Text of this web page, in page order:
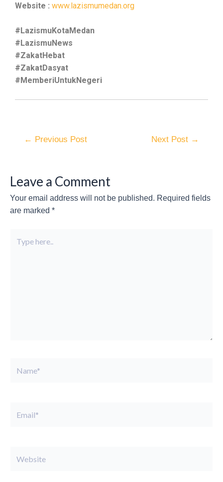
Website : www.lazismumedan.org
#LazismuKotaMedan
#LazismuNews
#ZakatHebat
#ZakatDasyat
#MemberiUntukNegeri
← Previous Post Next Post →
Leave a Comment
Your email address will not be published. Required fields
are marked *
here..